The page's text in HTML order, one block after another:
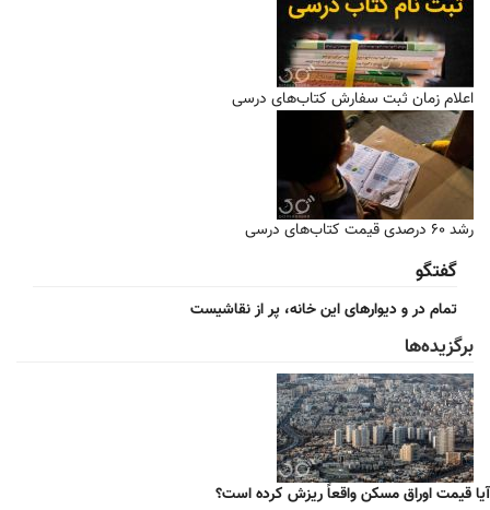
اعلام زمان ثبت سفارش کتاب‌های درسی
رشد ۶۰ درصدی قیمت کتاب‌های درسی
گفتگو
تمام در و دیوارهای این خانه، پر از نقاشیست
برگزیده‌ها
آیا قیمت اوراق مسکن واقعاً ریزش کرده است؟